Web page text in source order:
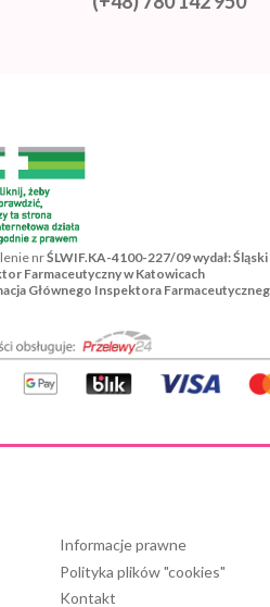
Informacje prawne
Polityka plików "cookies"
Kontakt
nrŚLWIF.KA-4100-227/09 wydał:
Farmaceutyczny w Katowicach
Głównego Inspektora